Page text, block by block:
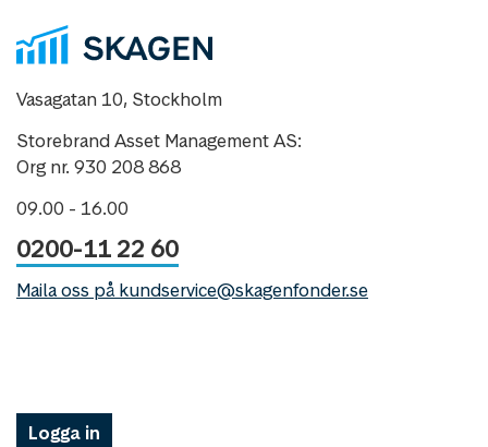
Vasagatan 10, Stockholm
Storebrand Asset Management AS:
Org nr. 930 208 868
09.00 - 16.00
0200-11 22 60
Maila oss på kundservice@skagenfonder.se
Logga in